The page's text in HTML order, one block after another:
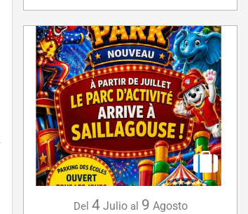
Del 4 Julio al 9 Agosto